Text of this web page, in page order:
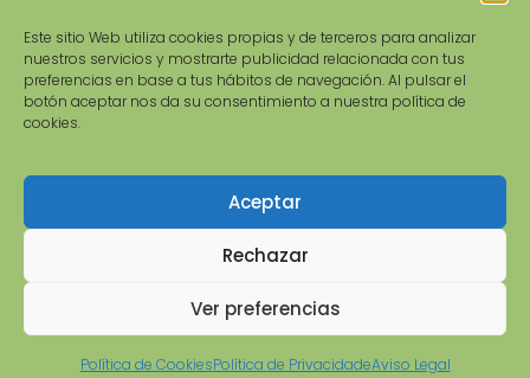
Este sitio Web utiliza cookies propias y de terceros para analizar
nuestros servicios y mostrarte publicidad relacionada con tus
preferencias en base a tus hábitos de navegación. Al pulsar el
botón aceptar nos da su consentimiento a nuestra política de
cookies.
Aceptar
Rechazar
Ver preferencias
Política de CookiesPolítica de PrivacidadeAviso Legal
© 2026 Asociación Monteval GDR-9 | Todos os
dereitos reservados | Deseño e Denvolvemento: